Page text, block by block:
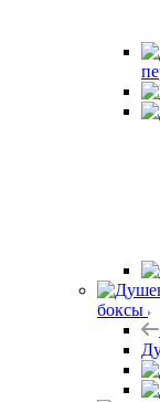
боксы